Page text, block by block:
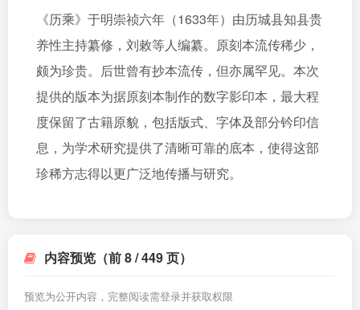
《历乘》于明崇祯六年（1633年）由历城县知县贵
养性主持纂修，刘敕等人编纂。原刻本流传稀少，
颇为珍贵。后世曾有抄本流传，但亦属罕见。本次
提供的版本为据原刻本制作的数字影印本，最大程
度保留了古籍原貌，包括版式、字体及部分钤印信
息，为学术研究提供了清晰可靠的底本，使得这部
珍稀方志得以更广泛地传播与研究。
内容预览（前 8 / 449 页）
预览为公开内容，完整阅读需登录并获取权限